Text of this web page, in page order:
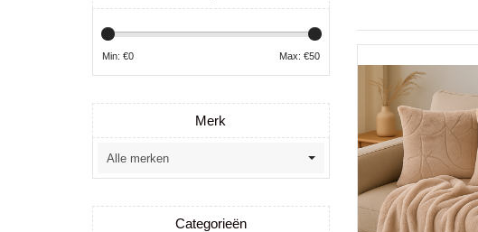
Min: €0 Max: €50
Merk
Categorieën